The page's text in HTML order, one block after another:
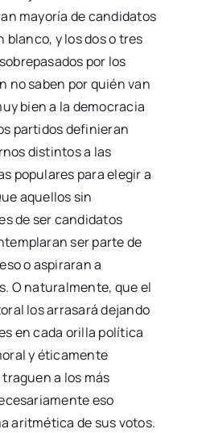
mayoría de candidatos
blanco, y los dos o tres
por los
no saben por quién van
bien a la democracia
partidos definieran
distintos a las
populares para elegir a
aquellos sin
de ser candidatos
ser parte de
o aspiraran a
O naturalmente, que el
los arrasará dejando
en cada orilla política
y éticamente
a los más
eso
aritmética de sus votos.